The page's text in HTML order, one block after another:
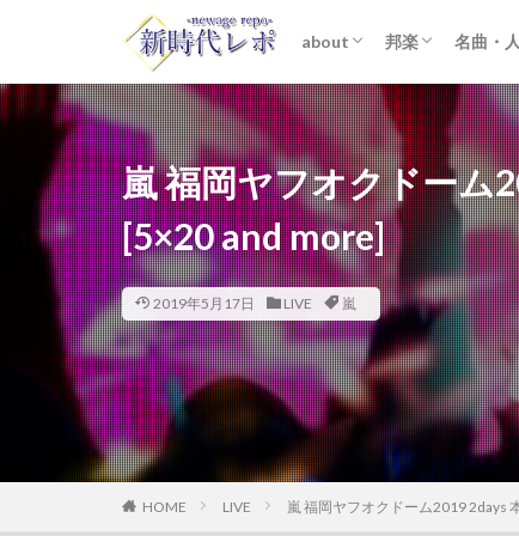
about
ライター紹介
プライバシーポリシー
免責事項
邦楽
STARTO
女性アイドル
K-POP
洋楽
名曲・
おす
歌詞
嵐 福岡ヤフオクドーム
[5×20 and more]
2019年5月17日 LIVE 嵐
HOME LIVE 嵐 福岡ヤフオクドーム2019 2days